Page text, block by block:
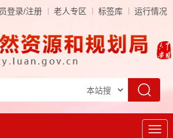
登录/注册 老人专区 标签库 运行情况
导